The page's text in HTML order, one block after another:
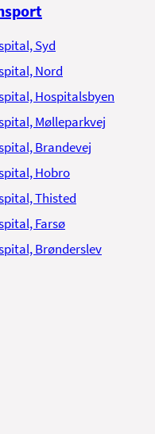
Syd
Nord
Hospitalsbyen
Mølleparkvej
Brandevej
Hobro
Thisted
Farsø
Brønderslev